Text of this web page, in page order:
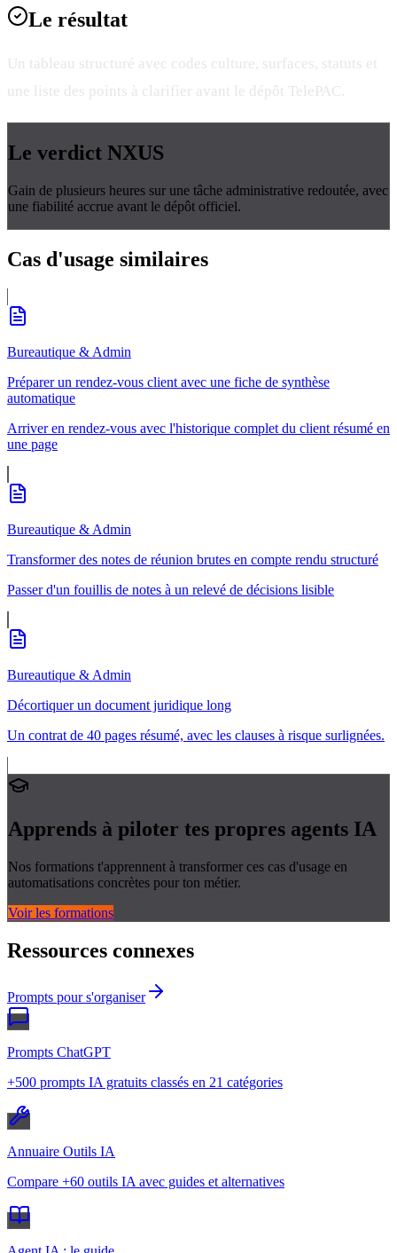
Le résultat
Un tableau structuré avec codes culture, surfaces, statuts et
une liste des points à clarifier avant le dépôt TelePAC.
Le verdict NXUS
Gain de plusieurs heures sur une tâche administrative redoutée, avec
une fiabilité accrue avant le dépôt officiel.
Cas d'usage similaires
Bureautique & Admin
Préparer un rendez-vous client avec une fiche de synthèse
automatique
Arriver en rendez-vous avec l'historique complet du client résumé en
une page
Bureautique & Admin
Transformer des notes de réunion brutes en compte rendu structuré
Passer d'un fouillis de notes à un relevé de décisions lisible
Bureautique & Admin
Décortiquer un document juridique long
Un contrat de 40 pages résumé, avec les clauses à risque surlignées.
Apprends à piloter tes propres agents IA
Nos formations t'apprennent à transformer ces cas d'usage en
automatisations concrètes pour ton métier.
Voir les formations
Ressources connexes
Prompts pour s'organiser
Prompts ChatGPT
+500 prompts IA gratuits classés en 21 catégories
Annuaire Outils IA
Compare +60 outils IA avec guides et alternatives